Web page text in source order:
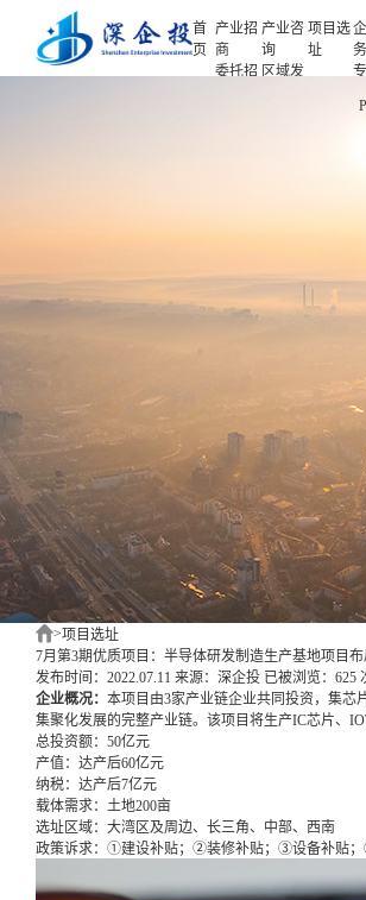
首
页
产业招
商
委托招
产业咨
询
区域发
专题研
究
项目选
址
务
新闻中心
>项目选址
7月第3期优质项目：半导体研发制造生产基地项目
发布时间：2022.07.11 来源：深企投 已被浏览：625
企业概况： 本项目由3家产业链企业共同投资，集芯
集聚化发展的完整产业链。该项目将生产IC芯片、
总投资额： 50亿元
产值： 达产后60亿元
纳税： 达产后7亿元
载体需求： 土地200亩
选址区域： 大湾区及周边、长三角、中部、西南
政策诉求： ①建设补贴；②装修补贴；③设备补贴；